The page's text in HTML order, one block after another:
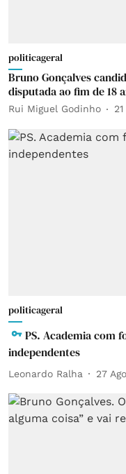
politicageral
Bruno Gonçalves
disputada ao fim de 18
Rui Miguel Godinho
politicageral
PS. Academia com
independentes
Leonardo Ralha 27